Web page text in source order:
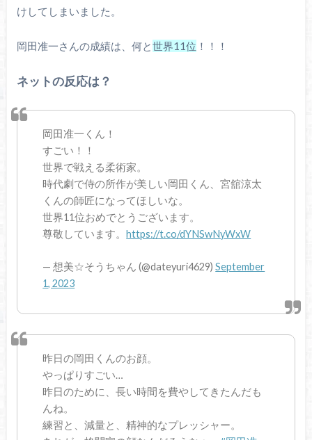
けしてしまいました。
岡田准一さんの成績は、何と世界11位 ！！！
ネットの反応は？
岡田准一くん！
すごい！！
世界で戦える柔術家。
時代劇で侍の所作が美しい岡田くん、宮舘涼太
くんの師匠になってほしいな。
世界11位おめでとうございます。
尊敬しています。https://t.co/dYNSwNyWxW
— 想美☆そうちゃん (@dateyuri4629)September
1, 2023
昨日の岡田くんのお顔。
やっぱりすごい…
昨日のために、長い時間を費やしてきたんだも
んね。
練習と、減量と、精神的なプレッシャー。